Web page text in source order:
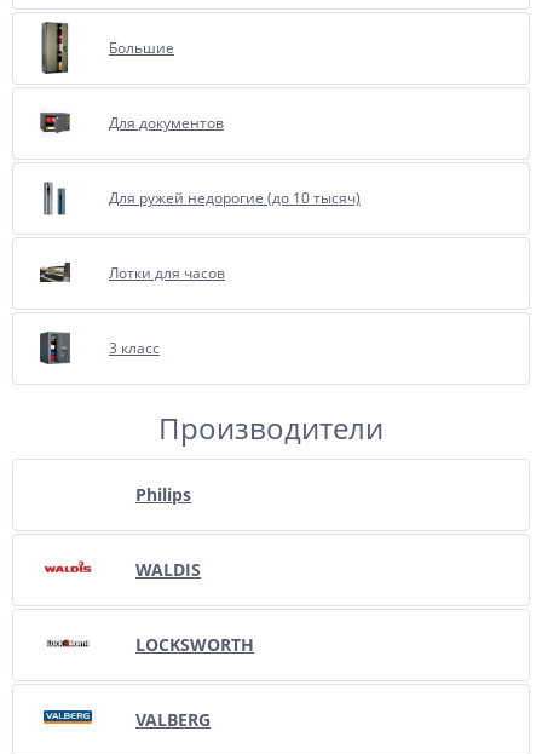
Большие
Для документов
Для ружей недорогие (до 10 тысяч)
Лотки для часов
3 класс
Производители
Philips
WALDIS
LOCKSWORTH
VALBERG